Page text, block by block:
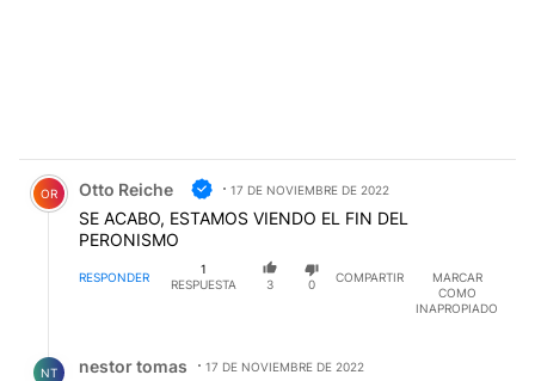
Comentario de Otto Reiche.
OR Otto Reiche 17 DE NOVIEMBRE DE 2022
SE ACABO, ESTAMOS VIENDO EL FIN DEL
PERONISMO
RESPONDER
1
RESPUESTA
3 0
COMPARTIR
MARCAR
COMO
INAPROPIADO
NT nestor tomas
17 DE NOVIEMBRE DE 2022